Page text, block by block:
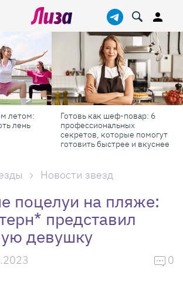
летом:
лень
Готовь как шеф-повар: 6
профессиональных
секретов, которые помогут
готовить быстрее и вкуснее
Новости звезд
поцелуи на пляже:
представил
девушку
0